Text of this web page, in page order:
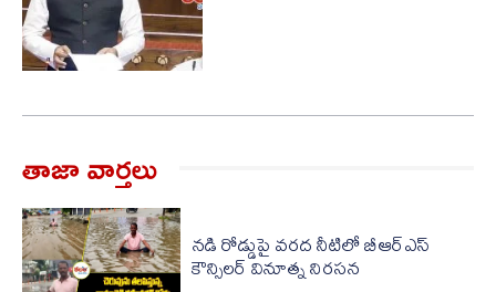
తాజా వార్త‌లు
నడి రోడ్డుపై వరద నీటిలో బీఆర్ఎస్
కౌన్సిలర్ వినూత్న నిరసన